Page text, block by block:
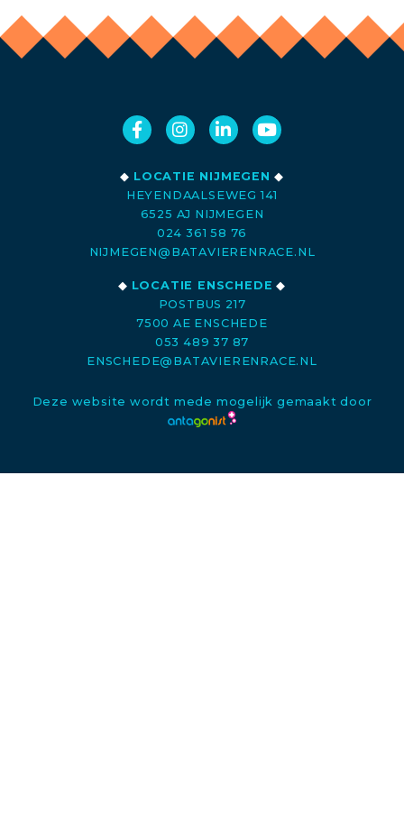
◆ LOCATIE NIJMEGEN ◆
HEYENDAALSEWEG 141
6525 AJ NIJMEGEN
024 361 58 76
NIJMEGEN@BATAVIERENRACE.NL
◆ LOCATIE ENSCHEDE ◆
POSTBUS 217
7500 AE ENSCHEDE
053 489 37 87
ENSCHEDE@BATAVIERENRACE.NL
Deze website wordt mede mogelijk gemaakt door